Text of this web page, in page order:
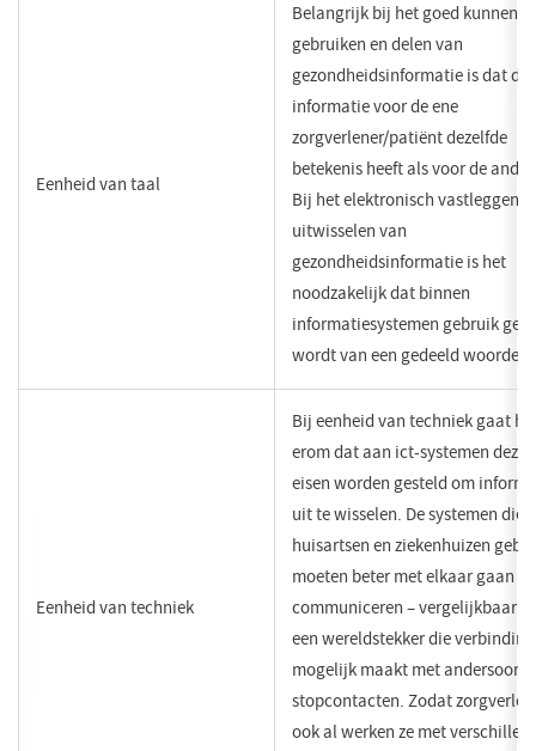
Eenheid van taal
Belangrijk bij het goed kunnen
gebruiken en delen van
gezondheidsinformatie is dat de
informatie voor de ene
zorgverlener/patiënt dezelfde
betekenis heeft als voor de
Bij het elektronisch vastleggen
uitwisselen van
gezondheidsinformatie is het
noodzakelijk dat binnen
informatiesystemen gebruik
wordt van een gedeeld
Eenheid van techniek
Bij eenheid van techniek gaat
erom dat aan ict-systemen
eisen worden gesteld om
uit te wisselen. De systemen die
huisartsen en ziekenhuizen
moeten beter met elkaar gaan
communiceren – vergelijkbaar
een wereldstekker die verbinding
mogelijk maakt met
stopcontacten. Zodat
ook al werken ze met